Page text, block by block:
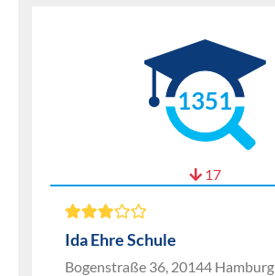
1351
17
Ida Ehre Schule
Bogenstraße 36, 20144 Hamburg